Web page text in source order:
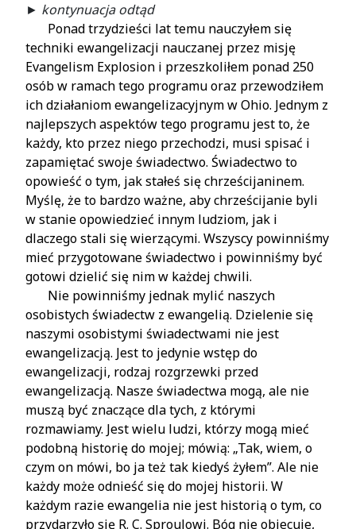
► kontynuacja odtąd
Ponad trzydzieści lat temu nauczyłem się
techniki ewangelizacji nauczanej przez misję
Evangelism Explosion i przeszkoliłem ponad 250
osób w ramach tego programu oraz przewodziłem
ich działaniom ewangelizacyjnym w Ohio. Jednym z
najlepszych aspektów tego programu jest to, że
każdy, kto przez niego przechodzi, musi spisać i
zapamiętać swoje świadectwo. Świadectwo to
opowieść o tym, jak stałeś się chrześcijaninem.
Myślę, że to bardzo ważne, aby chrześcijanie byli
w stanie opowiedzieć innym ludziom, jak i
dlaczego stali się wierzącymi. Wszyscy powinniśmy
mieć przygotowane świadectwo i powinniśmy być
gotowi dzielić się nim w każdej chwili.
Nie powinniśmy jednak mylić naszych
osobistych świadectw z ewangelią. Dzielenie się
naszymi osobistymi świadectwami nie jest
ewangelizacją. Jest to jedynie wstęp do
ewangelizacji, rodzaj rozgrzewki przed
ewangelizacją. Nasze świadectwa mogą, ale nie
muszą być znaczące dla tych, z którymi
rozmawiamy. Jest wielu ludzi, którzy mogą mieć
podobną historię do mojej; mówią: „Tak, wiem, o
czym on mówi, bo ja też tak kiedyś żyłem”. Ale nie
każdy może odnieść się do mojej historii. W
każdym razie ewangelia nie jest historią o tym, co
przydarzyło się R. C. Sproulowi. Bóg nie obiecuje,